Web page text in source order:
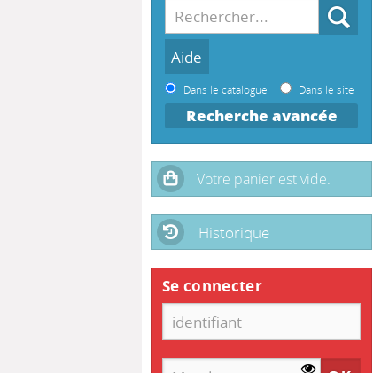
Dans le catalogue Dans le site
Recherche avancée
Historique
Se connecter